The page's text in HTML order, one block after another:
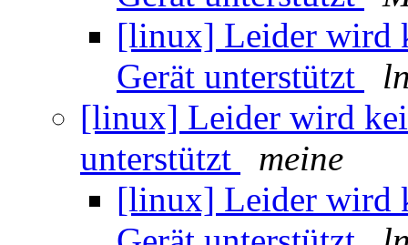
[linux] Leider wird
Gerät unterstützt
[linux] Leider wird
unterstützt
meine
[linux] Leider wird